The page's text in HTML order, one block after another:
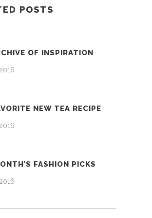
POSTS
OF INSPIRATION
NEW TEA RECIPE
FASHION PICKS